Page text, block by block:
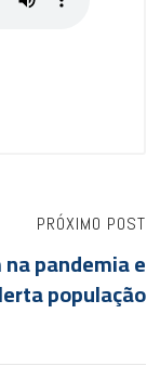
PRÓXIMO POST
pandemia e
população